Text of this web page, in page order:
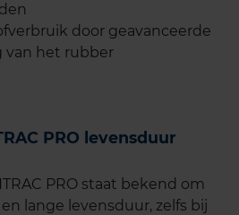
door geavanceerde
van het rubber
PRO levensduur
PRO staat bekend om
lange levensduur, zelfs bij